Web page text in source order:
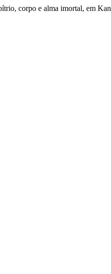
corpo e alma imortal, em